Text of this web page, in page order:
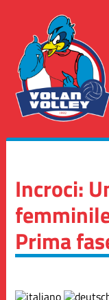
Incroci:
Prima